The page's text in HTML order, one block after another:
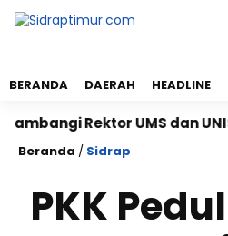
BERANDA DAERAH HEADLINE
Rektor UMS dan
Beranda / Sidrap
PKK